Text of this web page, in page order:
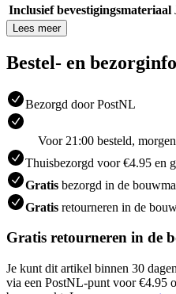
Inclusief bevestigingsmateriaal
Lees meer
Bestel- en
Bezorgd door PostNL
Voor 21:00 besteld,
Thuisbezorgd voor €4.95 en
Gratis bezorgd in de
Gratis retourneren in de
Gratis retourneren in de
Je kunt dit artikel binnen 30
via een PostNL-punt voor €4.95